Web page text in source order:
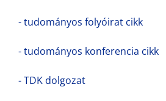
- tudományos folyóirat cikk
- tudományos konferencia cikk
- TDK dolgozat